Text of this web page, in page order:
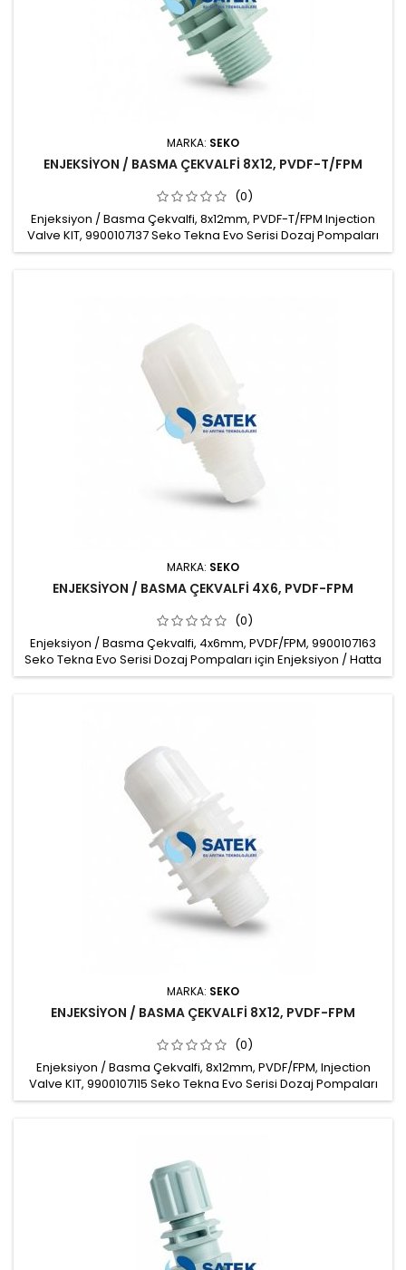
MARKA: SEKO
ENJEKSİYON / BASMA ÇEKVALFİ 8X12, PVDF-T/FPM
(0)
Enjeksiyon / Basma Çekvalfi, 8x12mm, PVDF-T/FPM Injection
Valve KIT, 9900107137 Seko Tekna Evo Serisi Dozaj Pompaları
için Enjeksiyon / Hatta Basma Çekvalfi, Injection valve
MARKA: SEKO
ENJEKSİYON / BASMA ÇEKVALFİ 4X6, PVDF-FPM
(0)
Enjeksiyon / Basma Çekvalfi, 4x6mm, PVDF/FPM, 9900107163
Seko Tekna Evo Serisi Dozaj Pompaları için Enjeksiyon / Hatta
Basma Çekvalfi, Injection valve Malzeme: PVDF Hortum
MARKA: SEKO
ENJEKSİYON / BASMA ÇEKVALFİ 8X12, PVDF-FPM
(0)
Enjeksiyon / Basma Çekvalfi, 8x12mm, PVDF/FPM, Injection
Valve KIT, 9900107115 Seko Tekna Evo Serisi Dozaj Pompaları
için Enjeksiyon / Hatta Basma Çekvalfi, Injection valve